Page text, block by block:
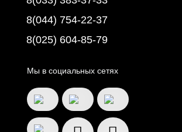
8(044) 754-22-37
8(025) 604-85-79
Мы в социальных сетях